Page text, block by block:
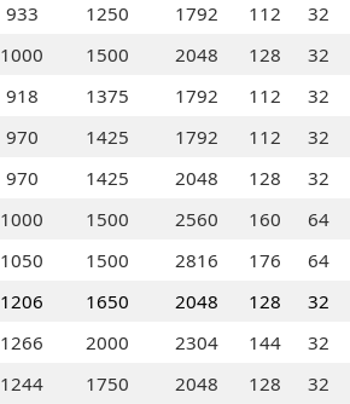
933 1250 1792 112 32
1000 1500 2048 128 32
918 1375 1792 112 32
970 1425 1792 112 32
970 1425 2048 128 32
1000 1500 2560 160 64
1050 1500 2816 176 64
1206 1650 2048 128 32
1266 2000 2304 144 32
1244 1750 2048 128 32